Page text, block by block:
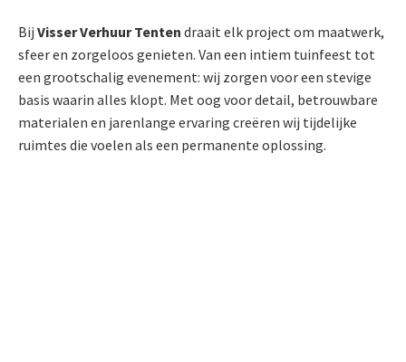
Bij Visser Verhuur Tenten draait elk project om maatwerk,
sfeer en zorgeloos genieten. Van een intiem tuinfeest tot
een grootschalig evenement: wij zorgen voor een stevige
basis waarin alles klopt. Met oog voor detail, betrouwbare
materialen en jarenlange ervaring creëren wij tijdelijke
ruimtes die voelen als een permanente oplossing.